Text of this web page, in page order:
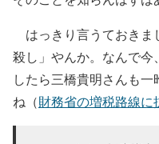
はっきり言うておきま
殺し」やんか。なんで
したら三橋貴明さんも一
ね（財務省の増税路線に